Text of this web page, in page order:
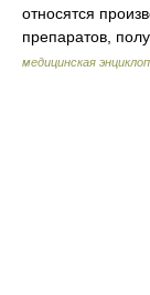
относятся
препаратов,
медицинская